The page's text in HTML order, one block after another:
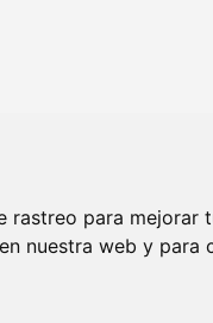
rastreo para
nuestra web y
POLITICA DE